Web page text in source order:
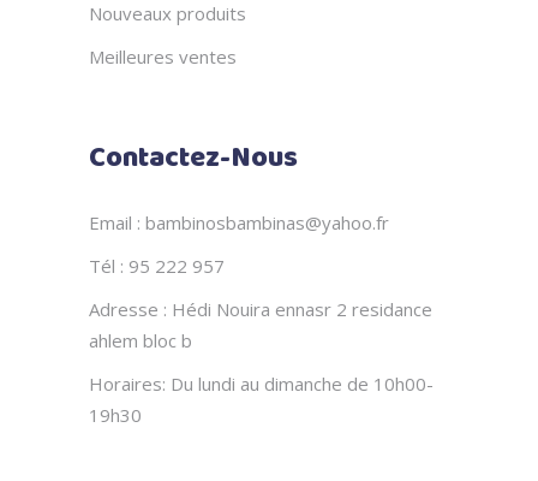
Nouveaux produits
Meilleures ventes
Contactez-Nous
Email : bambinosbambinas@yahoo.fr
Tél : 95 222 957
Adresse : Hédi Nouira ennasr 2 residance
ahlem bloc b
Horaires: Du lundi au dimanche de 10h00-
19h30